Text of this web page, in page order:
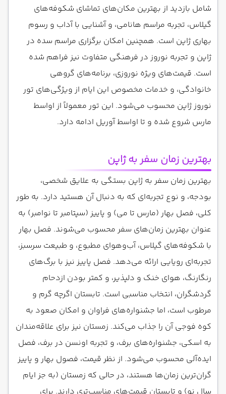
شامل بازدید از بهترین مکان‌های تماشای شکوفه‌های
گیلاس، تجربه مراسم هانامی، و آشنایی با آداب و رسوم
بهاری ژاپن است. همچنین امکان برگزاری مراسم سده در
ژاپن و تجربه نوروز در فرهنگی متفاوت نیز فراهم شده
است. قیمت‌های ویژه نوروزی، برنامه‌های گروهی
خانوادگی، و خدمات مخصوص این ایام از ویژگی‌های تور
نوروز ژاپن محسوب می‌شود. این تور معمولاً از اواسط
مارس شروع شده و تا اواسط آوریل ادامه دارد.
بهترین زمان سفر به ژاپن
بهترین زمان سفر به ژاپن بستگی به علایق شخصی،
بودجه، و نوع تجربه‌ای که به دنبال آن هستید دارد. به طور
کلی، فصل بهار (مارس تا می) و پاییز (سپتامبر تا نوامبر) به
عنوان بهترین زمان‌های سفر محسوب می‌شوند. فصل بهار
با شکوفه‌های گیلاس، آب‌وهوای مطبوع، و طبیعت سرسبز،
تجربه‌ای رویایی ارائه می‌دهد. فصل پاییز نیز با برگ‌های
رنگارنگ، هوای خنک و دلپذیر، و کمتر بودن ازدحام
گردشگران، انتخاب مناسبی است. تابستان اگرچه گرم و
مرطوب است، اما جشنواره‌های فراوان و امکان صعود به
کوه فوجی آن را جذاب می‌کند. زمستان نیز برای علاقه‌مندان
به اسکی، جشنواره‌های برف، و تجربه اونسن در برف، فصل
ایده‌آلی محسوب می‌شود. از نظر قیمت، فصول بهار و پاییز
گران‌ترین زمان‌ها هستند، در حالی که زمستان (به جز ایام